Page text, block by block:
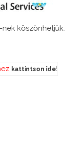
köszönhetjük.
kattintson ide!